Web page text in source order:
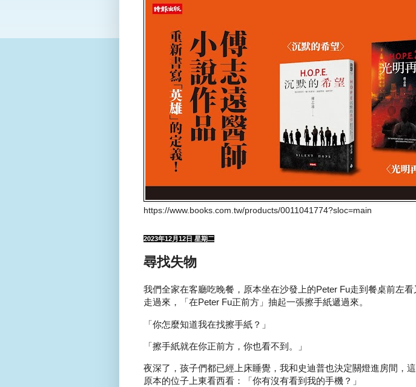
https://www.books.com.tw/products/0011041774?sloc=main
2023年12月12日 星期二
尋找失物
我們全家在客廳吃晚餐，原本坐在沙發上的Peter Fu走到餐桌前左
走過來，「在Peter Fu正前方」抽起一張擦手紙遞過來。
「你怎麼知道我在找擦手紙？」
「擦手紙就在你正前方，你也看不到。」
夜深了，孩子們都已經上床睡覺，我和史迪普也決定關燈進房間，
原本的位子上東看西看：「你有沒有看到我的手機？」